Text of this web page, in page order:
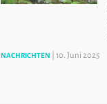
NACHRICHTEN 10. Juni 2025